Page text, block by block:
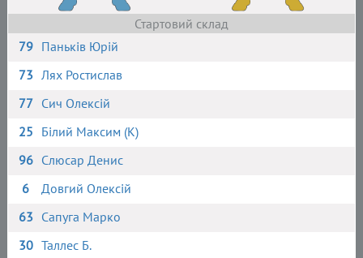
Стартовий склад
79 Паньків Юрій
73 Лях Ростислав
77 Сич Олексій
25 Білий Максим (К)
96 Слюсар Денис
6
Довгий Олексій
63 Сапуга Марко
30 Таллес Б.